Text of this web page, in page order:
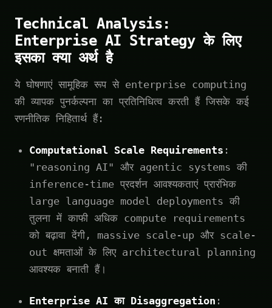
Technical Analysis:
Enterprise AI Strategy के लिए
इसका क्या अर्थ है
ये घोषणाएं सामूहिक रूप से enterprise computing
की व्यापक पुनर्कल्पना का प्रतिनिधित्व करती हैं जिसके कई
रणनीतिक निहितार्थ हैं:
Computational Scale Requirements :
"reasoning AI" और agentic systems की
inference-time प्रदर्शन आवश्यकताएं प्रारंभिक
large language model deployments की
तुलना में काफी अधिक compute requirements
को बढ़ावा देंगी, massive scale-up और scale-
out क्षमताओं के लिए architectural planning
आवश्यक बनाती हैं।
Enterprise AI का Disaggregation :